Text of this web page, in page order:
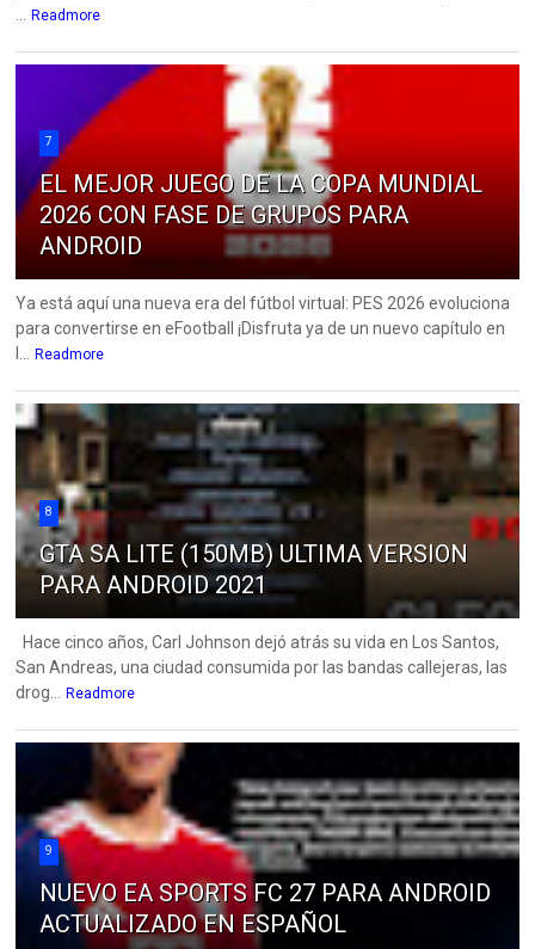
Readmore
7
EL MEJOR JUEGO DE LA COPA MUNDIAL
2026 CON FASE DE GRUPOS PARA
ANDROID
Ya está aquí una nueva era del fútbol virtual: PES 2026 evoluciona
para convertirse en eFootball ¡Disfruta ya de un nuevo capítulo en
Readmore
8
GTA SA LITE (150MB) ULTIMA VERSION
PARA ANDROID 2021
Hace cinco años, Carl Johnson dejó atrás su vida en Los Santos,
San Andreas, una ciudad consumida por las bandas callejeras, las
drog...
Readmore
9
NUEVO EA SPORTS FC 27 PARA ANDROID
ACTUALIZADO EN ESPAÑOL